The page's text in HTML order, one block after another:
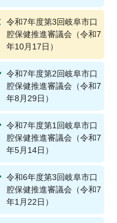
令和7年度第3回岐阜市口
腔保健推進審議会（令和7
年10月17日）
令和7年度第2回岐阜市口
腔保健推進審議会（令和7
年8月29日）
令和7年度第1回岐阜市口
腔保健推進審議会（令和7
年5月14日）
令和6年度第3回岐阜市口
腔保健推進審議会（令和7
年1月22日）